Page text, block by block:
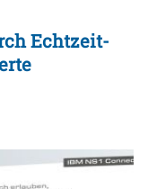
Echtzeit-